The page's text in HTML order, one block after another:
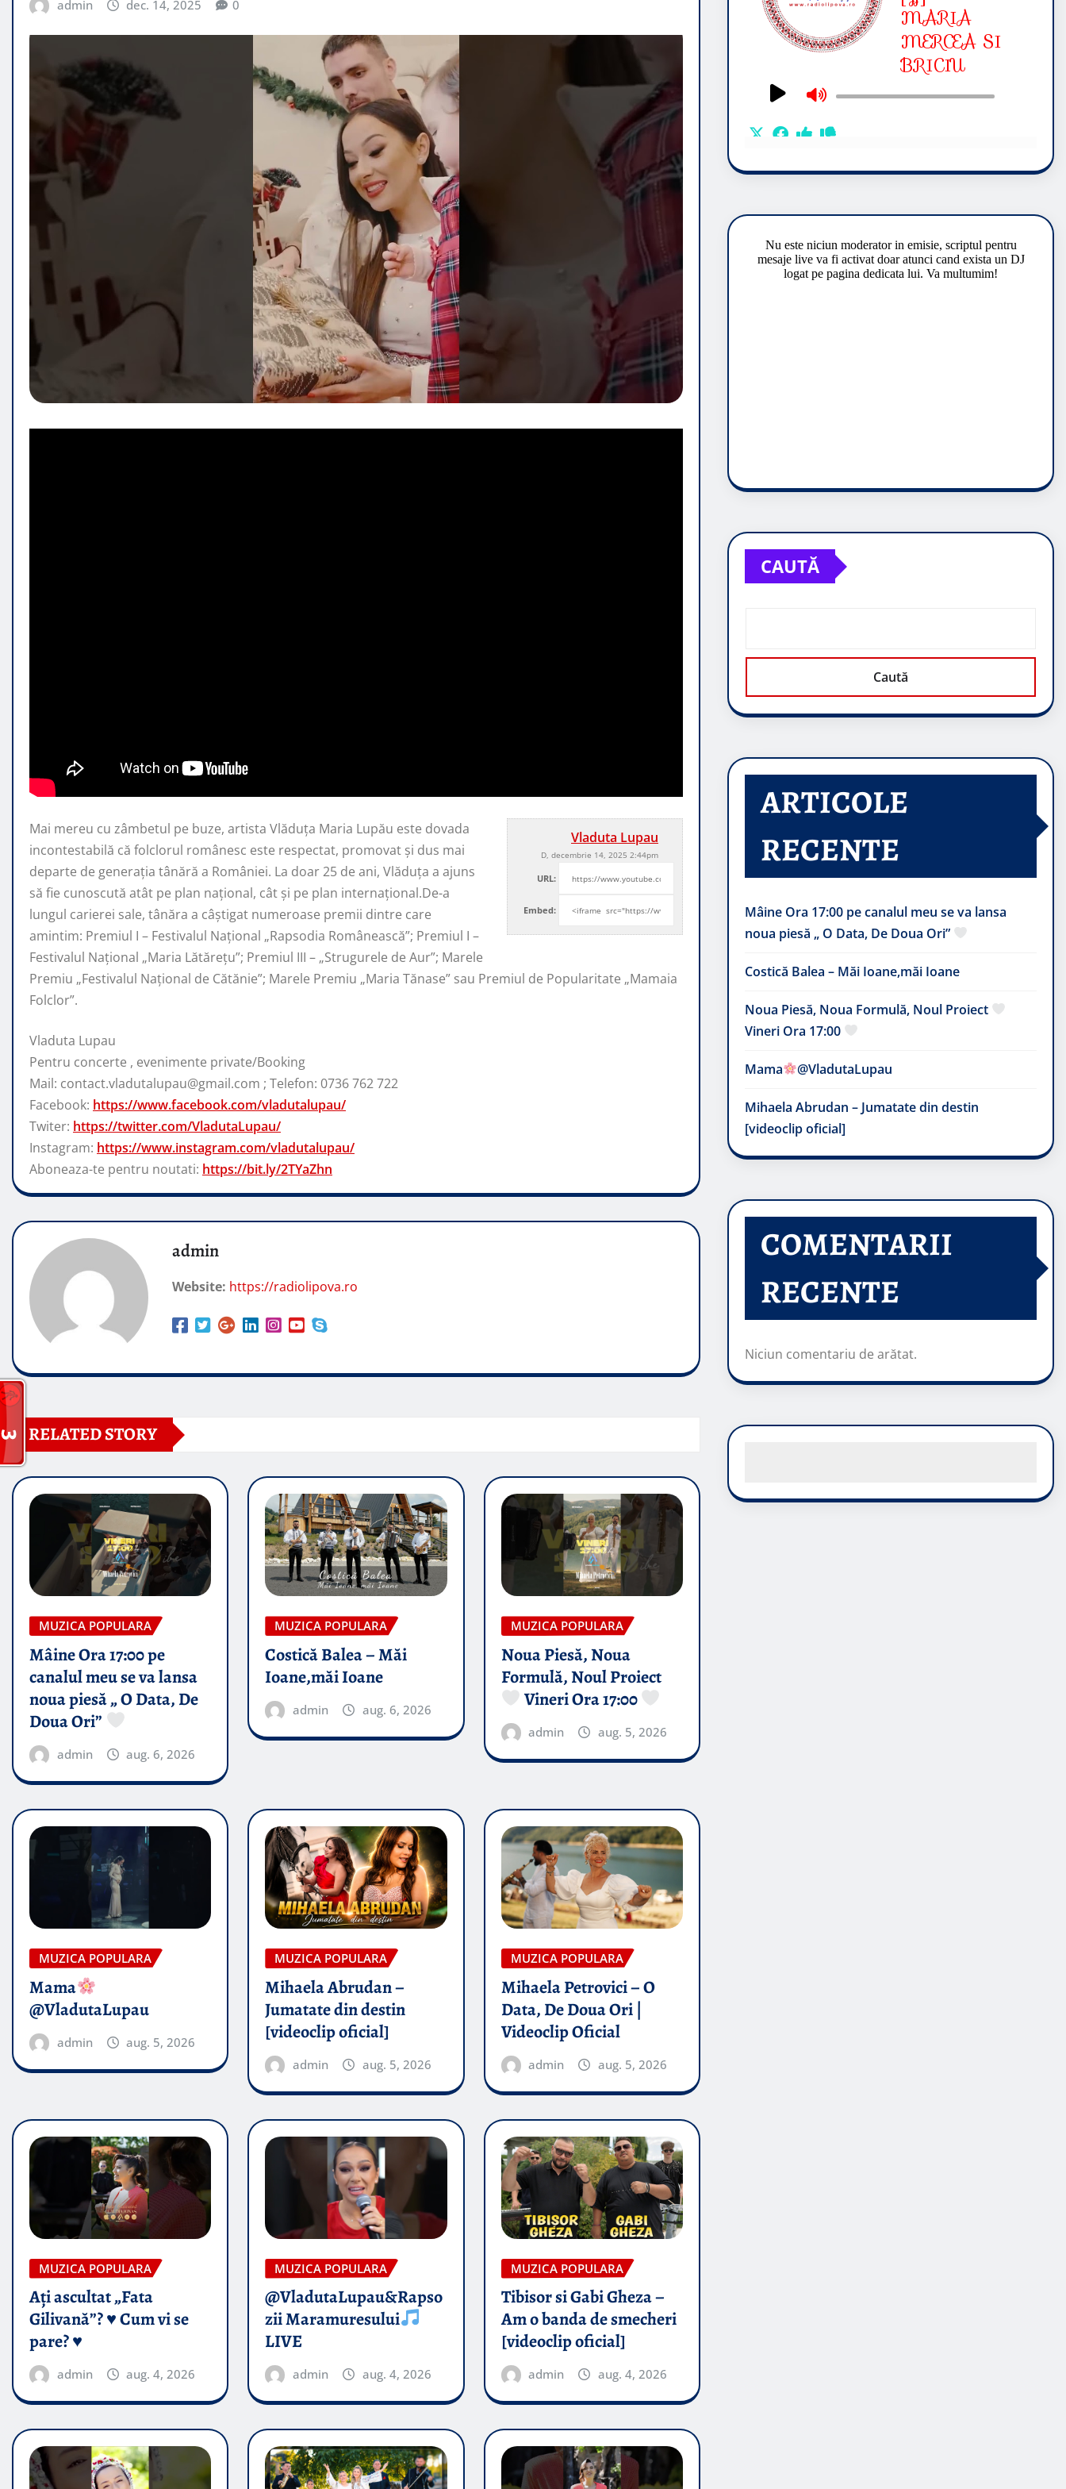
admin dec. 14, 2025 0
Vladuta Lupau
D, decembrie 14, 2025 2:44pm
URL:
Embed:
Mai mereu cu zâmbetul pe buze, artista Vlăduța Maria Lupău este dovada
incontestabilă că folclorul românesc este respectat, promovat şi dus mai
departe de generaţia tânără a României. La doar 25 de ani, Vlăduța a ajuns
să fie cunoscută atât pe plan naţional, cât şi pe plan internaţional.De-a
lungul carierei sale, tânăra a câştigat numeroase premii dintre care
amintim: Premiul I – Festivalul Național „Rapsodia Românească”; Premiul I –
Festivalul Național „Maria Lătărețu”; Premiul III – „Strugurele de Aur”; Marele
Premiu „Festivalul Național de Cătănie”; Marele Premiu „Maria Tănase” sau Premiul de Popularitate „Mamaia
Folclor”.
Vladuta Lupau
Pentru concerte , evenimente private/Booking
Mail: contact.vladutalupau@gmail.com ; Telefon: 0736 762 722
Facebook: https://www.facebook.com/vladutalupau/
Twiter: https://twitter.com/VladutaLupau/
Instagram: https://www.instagram.com/vladutalupau/
Aboneaza-te pentru noutati: https://bit.ly/2TYaZhn
admin
Website: https://radiolipova.ro
RELATED STORY
MUZICA POPULARA
Mâine Ora 17:00 pe
canalul meu se va lansa
noua piesă „ O Data, De
Doua Ori”
admin aug. 6, 2026
MUZICA POPULARA
Costică Balea – Măi
Ioane,măi Ioane
admin aug. 6, 2026
MUZICA POPULARA
Noua Piesă, Noua
Formulă, Noul Proiect
Vineri Ora 17:00
admin aug. 5, 2026
MUZICA POPULARA
Mama
@VladutaLupau
admin aug. 5, 2026
MUZICA POPULARA
Mihaela Abrudan –
Jumatate din destin
[videoclip oficial]
admin aug. 5, 2026
MUZICA POPULARA
Mihaela Petrovici – O
Data, De Doua Ori |
Videoclip Oficial
admin aug. 5, 2026
MUZICA POPULARA
Ați ascultat „Fata
Gilivană”? ♥️ Cum vi se
pare? ♥️
admin aug. 4, 2026
MUZICA POPULARA
@VladutaLupau&Rapso
zii Maramuresului
LIVE
admin aug. 4, 2026
MUZICA POPULARA
Tibisor si Gabi Gheza –
Am o banda de smecheri
[videoclip oficial]
admin aug. 4, 2026
CAUTĂ
Caută
ARTICOLE
RECENTE
Mâine Ora 17:00 pe canalul meu se va lansa
noua piesă „ O Data, De Doua Ori”
Costică Balea – Măi Ioane,măi Ioane
Noua Piesă, Noua Formulă, Noul Proiect
Vineri Ora 17:00
Mama @VladutaLupau
Mihaela Abrudan – Jumatate din destin
[videoclip oficial]
COMENTARII
RECENTE
Niciun comentariu de arătat.